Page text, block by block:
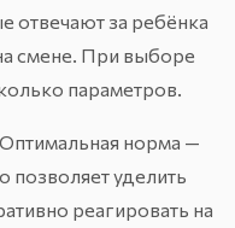
отвечают за ребёнка
смене. При выборе
параметров.
норма —
позволяет уделить
реагировать на